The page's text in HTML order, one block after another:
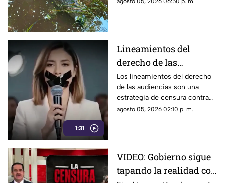
1:31
Lineamientos del
derecho de las
audiencias: una
estrategia de censura
contra la ciudadanía en
México (VIDEO)
Los lineamientos del derecho
de las audiencias son una
estrategia de censura contra
los ciudadanos. Buscan evitar
quién contestarán.
agosto 05, 2026 02:10 p. m.
VIDEO: Gobierno sigue
tapando la realidad con